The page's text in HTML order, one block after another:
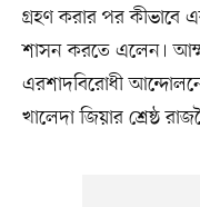
গ্রহণ করার পর কীভাবে
শাসন করতে এলেন।
এরশাদবিরোধী
খালেদা জিয়ার শ্রেষ্ঠ